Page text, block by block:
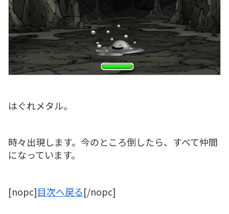
はぐれメタル。
時々出現します。今のところ倒したら、すべて仲間
になっています。
[nopc]目次へ戻る[/nopc]